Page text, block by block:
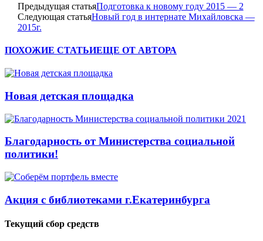
Предыдущая статьяПодготовка к новому году 2015 — 2
Следующая статьяНовый год в интернате Михайловска —
2015г.
ПОХОЖИЕ СТАТЬИЕЩЕ ОТ АВТОРА
Новая детская площадка
Благодарность от Министерства социальной
политики!
Акция с библиотеками г.Екатеринбурга
Текущий сбор средств